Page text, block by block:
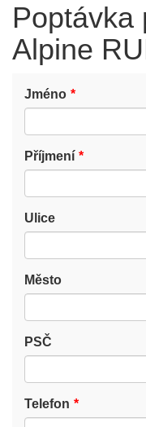
Poptávka
Alpine
Jméno
Příjmení
Ulice
Město
PSČ
Telefon